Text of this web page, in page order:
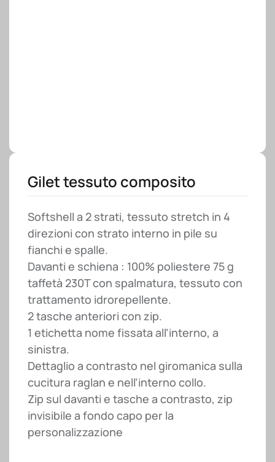
Gilet tessuto composito
Softshell a 2 strati, tessuto stretch in 4
direzioni con strato interno in pile su
fianchi e spalle.
Davanti e schiena : 100% poliestere 75 g
taffetà 230T con spalmatura, tessuto con
trattamento idrorepellente.
2 tasche anteriori con zip.
1 etichetta nome fissata all’interno, a
sinistra.
Dettaglio a contrasto nel giromanica sulla
cucitura raglan e nell’interno collo.
Zip sul davanti e tasche a contrasto, zip
invisibile a fondo capo per la
personalizzazione